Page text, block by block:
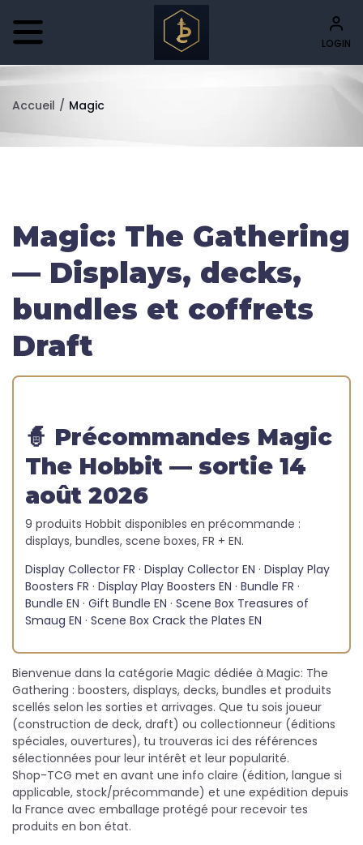
LOGIN
Accueil / Magic
Magic: The Gathering
— Displays, decks,
bundles et coffrets
Draft
🧙 Précommandes Magic
The Hobbit — sortie 14
août 2026
9 produits Hobbit disponibles en précommande :
displays, bundles, scene boxes, FR + EN.
Display Collector FR · Display Collector EN · Display Play
Boosters FR · Display Play Boosters EN · Bundle FR ·
Bundle EN · Gift Bundle EN · Scene Box Treasures of
Smaug EN · Scene Box Crack the Plates EN
Bienvenue dans la catégorie Magic dédiée à Magic: The
Gathering : boosters, displays, decks, bundles et produits
scellés selon les sorties et arrivages. Que tu sois joueur
(construction de deck, draft) ou collectionneur (éditions
spéciales, ouvertures), tu trouveras ici des références
sélectionnées pour leur intérêt et leur popularité.
Shop-TCG met en avant une info claire (édition, langue si
applicable, stock/précommande) et une expédition depuis
la France avec emballage protégé pour recevoir tes
produits en bon état.